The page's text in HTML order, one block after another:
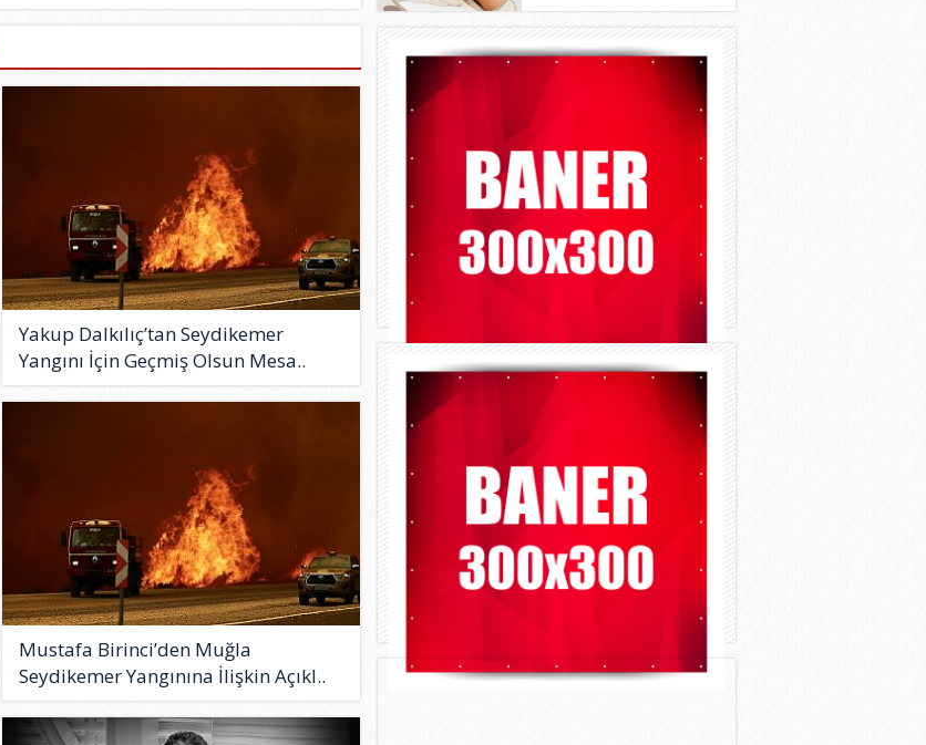
Yakup Dalkılıç’tan Seydikemer
Yangını İçin Geçmiş Olsun Mesa..
Mustafa Birinci’den Muğla
Seydikemer Yangınına İlişkin Açıkl..